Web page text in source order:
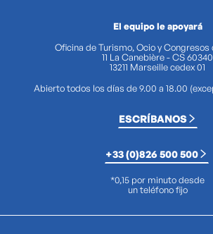
El equipo le apoyará
Oficina de Turismo, Ocio y Congresos
11 La Canebière - CS 60340
13211 Marseille cedex 01
Abierto todos los días de 9.00 a 18.00
ESCRÍBANOS
+33 (0)826 500 500
*0,15 por minuto desde
un teléfono fijo